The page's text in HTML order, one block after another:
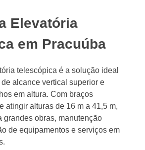
Elevatória
em Pracuúba
telescópica é a solução ideal
alcance vertical superior e
em altura. Com braços
atingir alturas de 16 m a 41,5 m,
grandes obras, manutenção
de equipamentos e serviços em